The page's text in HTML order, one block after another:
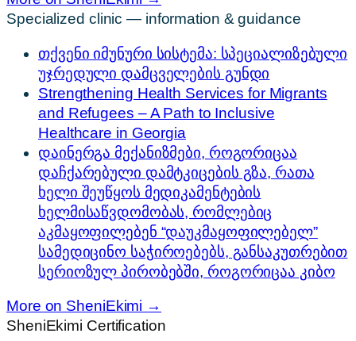
Specialized clinic — information & guidance
თქვენი იმუნური სისტემა: სპეციალიზებული
უჯრედული დამცველების გუნდი
Strengthening Health Services for Migrants
and Refugees – A Path to Inclusive
Healthcare in Georgia
დაინერგა მექანიზმები, როგორიცაა
დაჩქარებული დამტკიცების გზა, რათა
ხელი შეუწყოს მედიკამენტების
ხელმისაწვდომობას, რომლებიც
აკმაყოფილებენ “დაუკმაყოფილებელ”
სამედიცინო საჭიროებებს, განსაკუთრებით
სერიოზულ პირობებში, როგორიცაა კიბო
More on SheniEkimi →
SheniEkimi Certification